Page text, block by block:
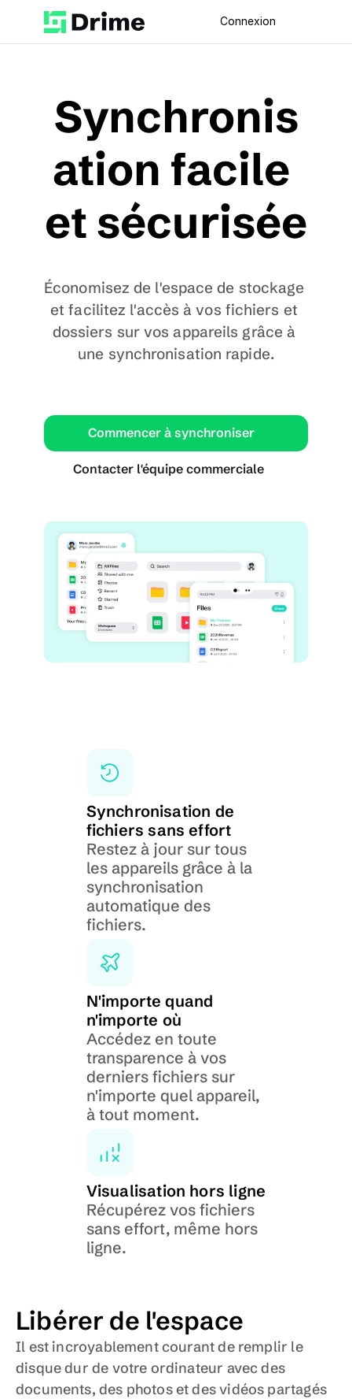
Synchronis
ation facile
et sécurisée
Économisez de l'espace de stockage
et facilitez l'accès à vos fichiers et
dossiers sur vos appareils grâce à
une synchronisation rapide.
Commencer à synchroniser
Contacter l'équipe commerciale
Synchronisation de
fichiers sans effort
Restez à jour sur tous
les appareils grâce à la
synchronisation
automatique des
fichiers.
N'importe quand
n'importe où
Accédez en toute
transparence à vos
derniers fichiers sur
n'importe quel appareil,
à tout moment.
Visualisation hors ligne
Récupérez vos fichiers
sans effort, même hors
ligne.
Connexion
Libérer de l'espace
Il est incroyablement courant de remplir le
disque dur de votre ordinateur avec des
documents, des photos et des vidéos partagés